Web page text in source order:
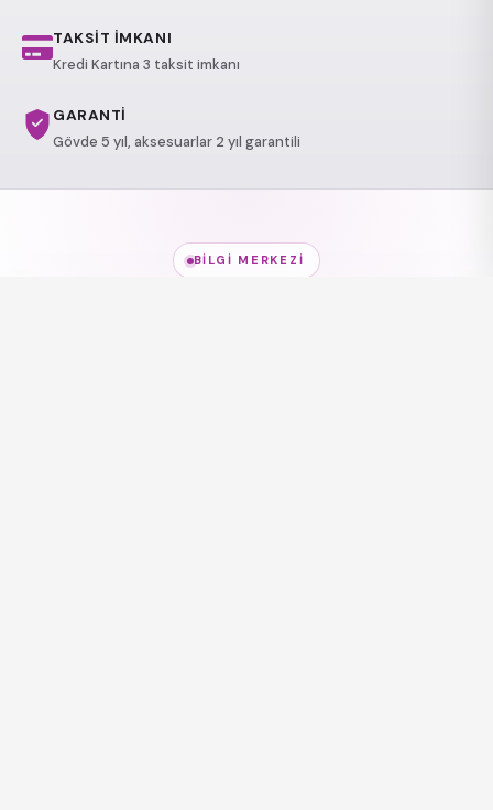
TAKSİT İMKANI
Kredi Kartına 3 taksit imkanı
GARANTİ
Gövde 5 yıl, aksesuarlar 2 yıl garantili
BILGI MERKEZI